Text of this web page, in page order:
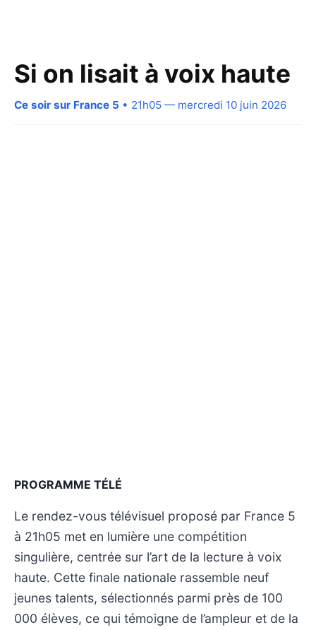
Si on lisait à voix haute
Ce soir sur France 5 • 21h05 — mercredi 10 juin 2026
PROGRAMME TÉLÉ
Le rendez-vous télévisuel proposé par France 5
à 21h05 met en lumière une compétition
singulière, centrée sur l’art de la lecture à voix
haute. Cette finale nationale rassemble neuf
jeunes talents, sélectionnés parmi près de 100
000 élèves, ce qui témoigne de l’ampleur et de la